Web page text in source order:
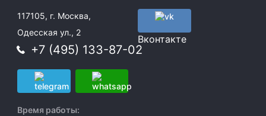
117105, г. Москва,
Одесская ул., 2
+7 (495) 133-87-02
Время работы:
Вконтакте